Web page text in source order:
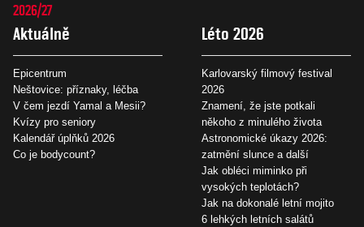
2026/27
Aktuálně
Epicentrum
Neštovice: příznaky, léčba
V čem jezdí Yamal a Mesii?
Kvízy pro seniory
Kalendář úplňků 2026
Co je bodycount?
Léto 2026
Karlovarský filmový festival
2026
Znamení, že jste potkali
někoho z minulého života
Astronomické úkazy 2026:
zatmění slunce a další
Jak obléci miminko při
vysokých teplotách?
Jak na dokonalé letní mojito
6 lehkých letních salátů